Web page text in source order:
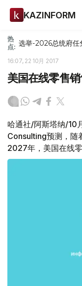
KAZINFORM
热
点: 选举-2026总统府任
16:07, 22 10月 2017
美国在线零售
哈通社/阿斯塔纳/10
Consulting预测，随
2027年，美国在线零